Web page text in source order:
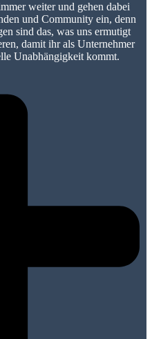
weiter und gehen dabei
und Community ein, denn
sind das, was uns ermutigt
damit ihr als Unternehmer
Unabhängigkeit kommt.